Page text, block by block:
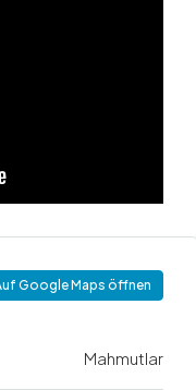
Google Maps öffnen
Mahmutlar